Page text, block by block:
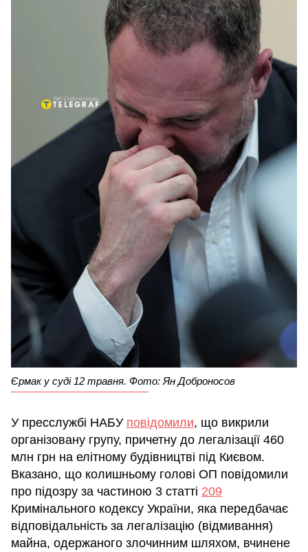
Єрмак у суді 12 травня. Фото: Ян Доброносов
У пресслужбі НАБУ повідомили, що викрили
організовану групу, причетну до легалізації 460
млн грн на елітному будівництві під Києвом.
Вказано, що колишньому голові ОП повідомили
про підозру за частиною 3 статті 209
Кримінального кодексу України, яка передбачає
відповідальність за легалізацію (відмивання)
майна, одержаного злочинним шляхом, вчинене